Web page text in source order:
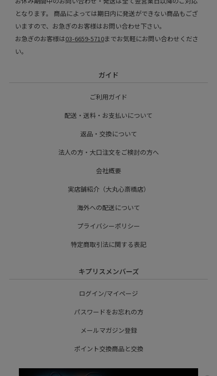
となります。 商品によっては期日内に発送ができない商品もござ
いますので、お急ぎのお客様はお問い合わせ下さい。
お急ぎのお客様は03-6659-5710までお気軽にお問い合わせくださ
い。
ガイド
ご利用ガイド
配送・送料・お支払いについて
返品・交換について
法人の方・大口注文をご検討の方へ
会社概要
実店舗紹介（大丸心斎橋店）
海外への配送について
プライバシーポリシー
特定商取引法に関する表記
キプリスメンバーズ
ログイン/マイページ
パスワードをお忘れの方
メールマガジン登録
ポイント交換商品と交換